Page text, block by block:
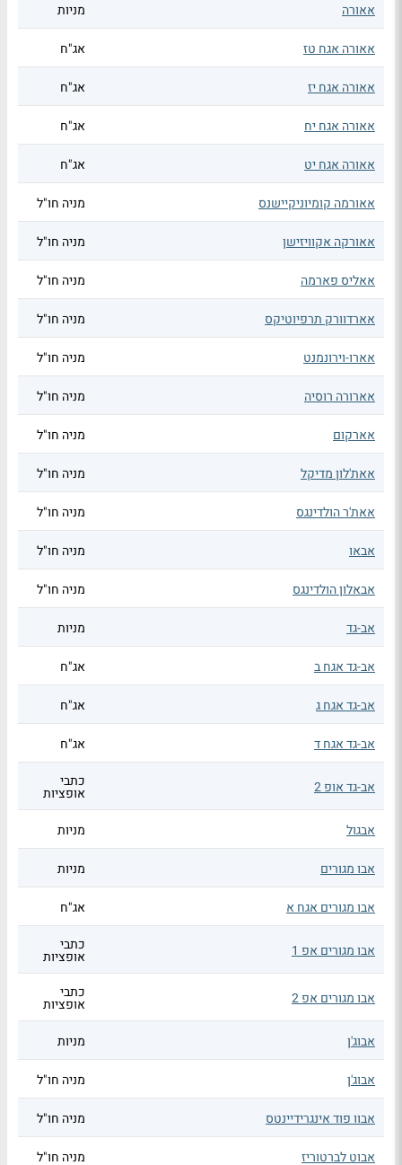
אאורה מניות
אאורה אגח טז אג"ח
אאורה אגח יז אג"ח
אאורה אגח יח אג"ח
אאורה אגח יט אג"ח
אאורמה קומיוניקיישנס מניה חו"ל
אאורקה אקוויזישן מניה חו"ל
אאליס פארמה מניה חו"ל
אארדוורק תרפיוטיקס מניה חו"ל
אארו-וירונמנט מניה חו"ל
אארורה רוסיה מניה חו"ל
אארקום מניה חו"ל
אאת'לון מדיקל מניה חו"ל
אאת'ר הולדינגס מניה חו"ל
אבאו מניה חו"ל
אבאלון הולדינגס מניה חו"ל
אב-גד מניות
אב-גד אגח ב אג"ח
אב-גד אגח ג אג"ח
אב-גד אגח ד אג"ח
אב-גד אופ 2 כתבי
אופציות
אבגול
מניות
אבו מגורים מניות
אבו מגורים אגח א אג"ח
אבו מגורים אפ 1 כתבי
אופציות
אבו מגורים אפ 2 כתבי
אופציות
אבוג'ן
מניות
אבוג'ן מניה חו"ל
אבוו פוד אינגרידיינטס מניה חו"ל
אבוט לברטוריז מניה חו"ל